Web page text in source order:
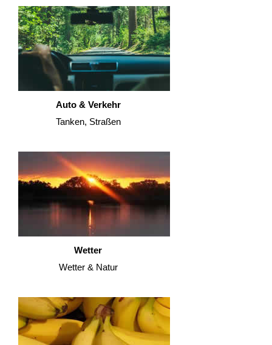
Auto & Verkehr
Tanken, Straßen
Wetter
Wetter & Natur